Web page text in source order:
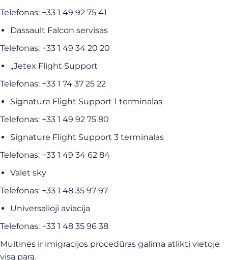
Telefonas: +33 1 49 92 75 41
Dassault Falcon servisas
Telefonas: +33 1 49 34 20 20
„Jetex Flight Support
Telefonas: +33 1 74 37 25 22
Signature Flight Support 1 terminalas
Telefonas: +33 1 49 92 75 80
Signature Flight Support 3 terminalas
Telefonas: +33 1 49 34 62 84
Valet sky
Telefonas: +33 1 48 35 97 97
Universalioji aviacija
Telefonas: +33 1 48 35 96 38
Muitinės ir imigracijos procedūras galima atlikti vietoje
visą parą.